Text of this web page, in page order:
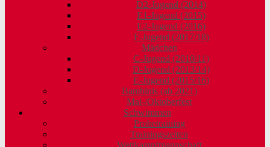
D2-Jugend (2014)
E1-Jugend (2015)
E2-Jugend (2016)
F-Jugend (2017/18)
Mädchen
C-Jugend (2010/11)
D-Jugend (2013/14)
E-Jugend (2015/16)
Bambinis (ab 2021)
Mai-/Oktoberfest
Schwimmen
Probetraining
Trainingszeiten
Wettkampfmannschaft